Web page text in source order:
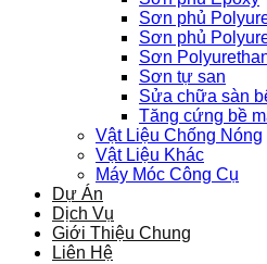
Sơn phủ
Sơn phủ
Sơn
Sơn tự san
Sửa chữa sàn
Tăng cứng bề
Vật Liệu Chống Nóng
Vật Liệu Khác
Máy Móc Công Cụ
Dự Án
Dịch Vụ
Giới Thiệu Chung
Liên Hệ